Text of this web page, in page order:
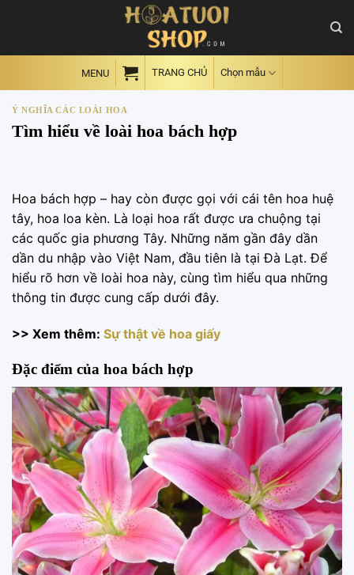
MENU TRANG CHỦ Chọn mẫu
Ý NGHĨA CÁC LOÀI HOA
Tìm hiểu về loài hoa bách hợp
Hoa bách hợp – hay còn được gọi với cái tên hoa huệ
tây, hoa loa kèn. Là loại hoa rất được ưa chuộng tại
các quốc gia phương Tây. Những năm gần đây dần
dần du nhập vào Việt Nam, đầu tiên là tại Đà Lạt. Để
hiểu rõ hơn về loài hoa này, cùng tìm hiểu qua những
thông tin được cung cấp dưới đây.
>> Xem thêm: Sự thật về hoa giấy
Đặc điểm của hoa bách hợp